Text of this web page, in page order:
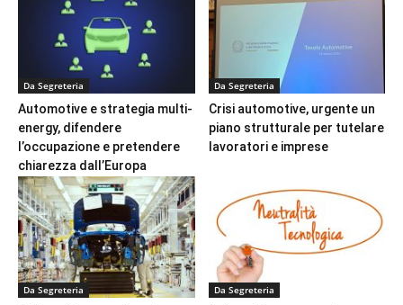
Da Segreteria
Automotive e strategia multi-
energy, difendere
l’occupazione e pretendere
chiarezza dall’Europa
Da Segreteria
Crisi automotive, urgente un
piano strutturale per tutelare
lavoratori e imprese
Da Segreteria Da Segreteria